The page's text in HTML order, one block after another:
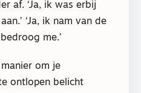
af. ‘Ja, ik was erbij
‘Ja, ik nam van de
me.’
om je
ontlopen belicht